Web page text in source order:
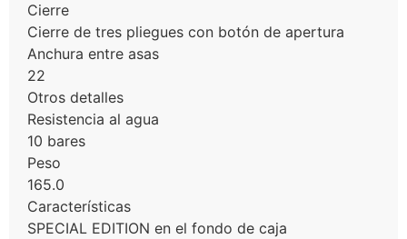
Cierre
Cierre de tres pliegues con botón de apertura
Anchura entre asas
22
Otros detalles
Resistencia al agua
10 bares
Peso
165.0
Características
SPECIAL EDITION en el fondo de caja